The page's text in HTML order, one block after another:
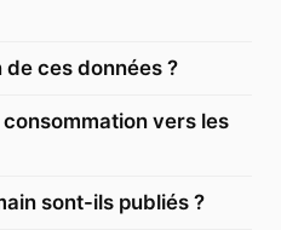
de ces données ?
vers les
sont-ils publiés ?